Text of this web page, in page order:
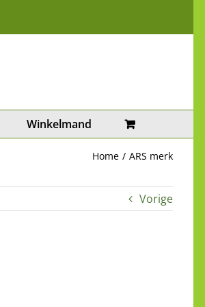
Winkelmand
Home ARS merk
Vorige